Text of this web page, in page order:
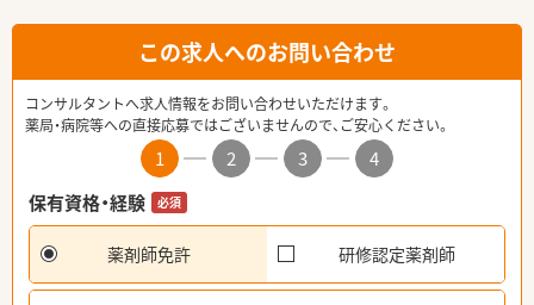
この求人へのお問い合わせ
コンサルタントへ求人情報をお問い合わせいただけます。
薬局・病院等への直接応募ではございませんので、ご安心ください。
1 2 3
4
保有資格・経験
必須
薬剤師免許 研修認定薬剤師